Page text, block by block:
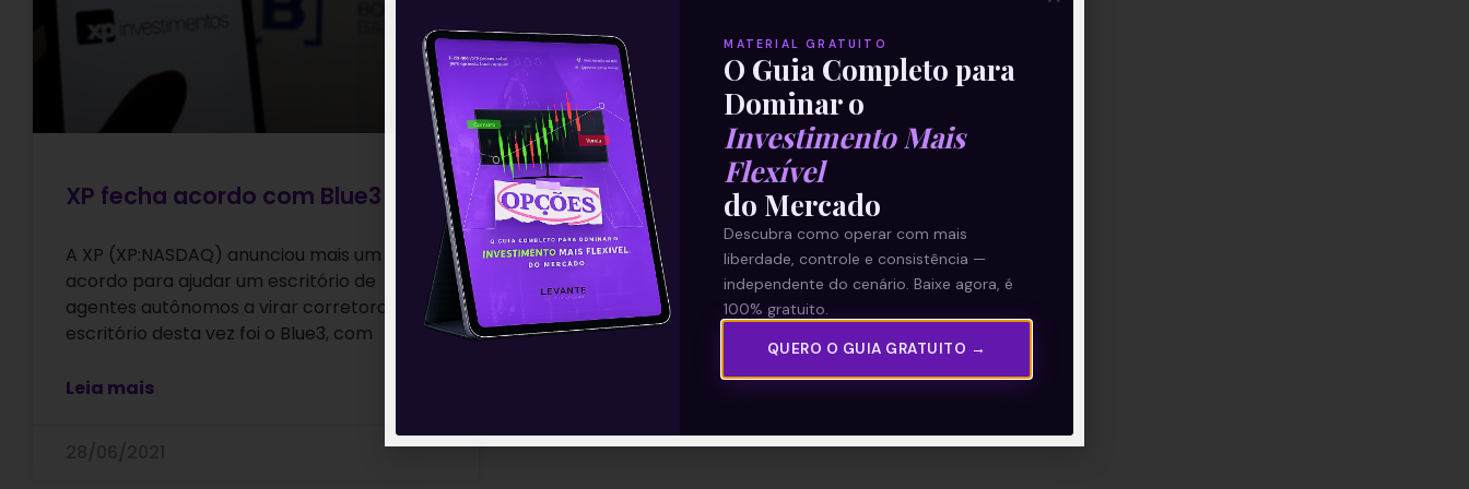
XP fecha acordo com Blue3
A XP (XP:NASDAQ) anunciou mais um
acordo para ajudar um escritório de
agentes autônomos a virar corretora. O
escritório desta vez foi o Blue3, com
Leia mais
MATERIAL GRATUITO
O Guia Completo para
Dominar o
Investimento Mais
Flexível
do Mercado
Descubra como operar com mais
liberdade, controle e consistência —
independente do cenário. Baixe agora, é
100% gratuito.
QUERO O GUIA GRATUITO →